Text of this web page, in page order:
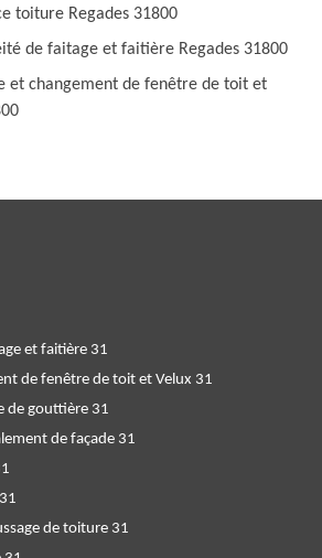
toiture Regades 31800
de faitage et faitière Regades 31800
et changement de fenêtre de toit et
et faitière 31
de fenêtre de toit et Velux 31
de gouttière 31
de façade 31
de toiture 31